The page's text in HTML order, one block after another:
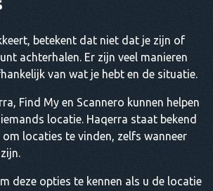
betekent dat niet dat je zijn of
achterhalen. Er zijn veel manieren
van wat je hebt en de situatie.
Find My en Scannero kunnen helpen
locatie. Haqerra staat bekend
locaties te vinden, zelfs wanneer
deze opties te kennen als u de locatie